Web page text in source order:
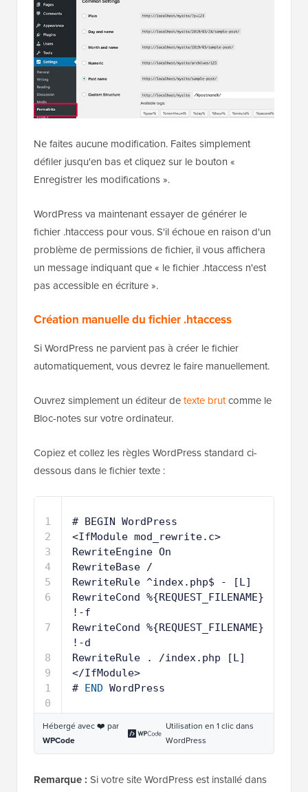
Ne faites aucune modification. Faites simplement
défiler jusqu'en bas et cliquez sur le bouton «
Enregistrer les modifications ».
WordPress va maintenant essayer de générer le
fichier .htaccess pour vous. S'il échoue en raison d'un
problème de permissions de fichier, il vous affichera
un message indiquant que « le fichier .htaccess n'est
pas accessible en écriture ».
Création manuelle du fichier .htaccess
Si WordPress ne parvient pas à créer le fichier
automatiquement, vous devrez le faire manuellement.
Ouvrez simplement un éditeur detexte brutcomme le
Bloc-notes sur votre ordinateur.
Copiez et collez les règles WordPress standard ci-
dessous dans le fichier texte :
1
2
3
4
5
6
7
8
9
1
0
# BEGIN WordPress
<IfModule mod_rewrite.c>
RewriteEngine On
RewriteBase /
RewriteRule ^index.php$ - [L]
RewriteCond %{REQUEST_FILENAME}
!-f
RewriteCond %{REQUEST_FILENAME}
!-d
RewriteRule . /index.php [L]
</IfModule>
# END WordPress
Hébergé avec ❤️ par
WPCode
Utilisation en 1 clic dans
WordPress
Remarque : Si votre site WordPress est installé dans